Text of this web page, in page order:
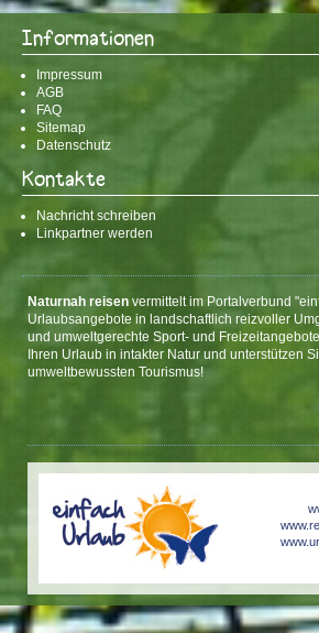
Informationen
Impressum
AGB
FAQ
Sitemap
Datenschutz
Kontakte
Nachricht schreiben
Linkpartner werden
Naturnah reisen vermittelt im Portalverbund
Urlaubsangebote in landschaftlich reizvoller
und umweltgerechte Sport- und
Ihren Urlaub in intakter Natur und unterstützen
umweltbewussten Tourismus!